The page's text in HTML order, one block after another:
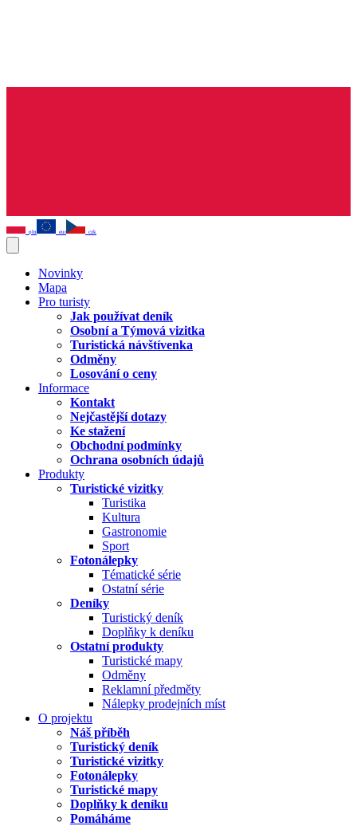
pln eur czk
Novinky
Mapa
Pro turisty
Jak používat deník
Osobní a Týmová vizitka
Turistická návštívenka
Odměny
Losování o ceny
Informace
Kontakt
Nejčastější dotazy
Ke stažení
Obchodní podmínky
Ochrana osobních údajů
Produkty
Turistické vizitky
Turistika
Kultura
Gastronomie
Sport
Fotonálepky
Tématické série
Ostatní série
Deníky
Turistický deník
Doplňky k deníku
Ostatní produkty
Turistické mapy
Odměny
Reklamní předměty
Nálepky prodejních míst
O projektu
Náš příběh
Turistický deník
Turistické vizitky
Fotonálepky
Turistické mapy
Doplňky k deníku
Pomáháme